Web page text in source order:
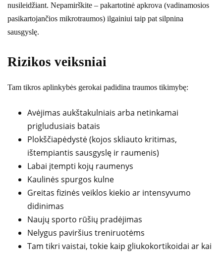
nusileidžiant. Nepamirškite – pakartotinė apkrova (vadinamosios
pasikartojančios mikrotraumos) ilgainiui taip pat silpnina
sausgyslę.
Rizikos veiksniai
Tam tikros aplinkybės gerokai padidina traumos tikimybę:
Avėjimas aukštakulniais arba netinkamai
prigludusiais batais
Plokščiapėdystė (kojos skliauto kritimas,
ištempiantis sausgyslę ir raumenis)
Labai įtempti kojų raumenys
Kaulinės spurgos kulne
Greitas fizinės veiklos kiekio ar intensyvumo
didinimas
Naujų sporto rūšių pradėjimas
Nelygus paviršius treniruotėms
Tam tikri vaistai, tokie kaip gliukokortikoidai ar kai